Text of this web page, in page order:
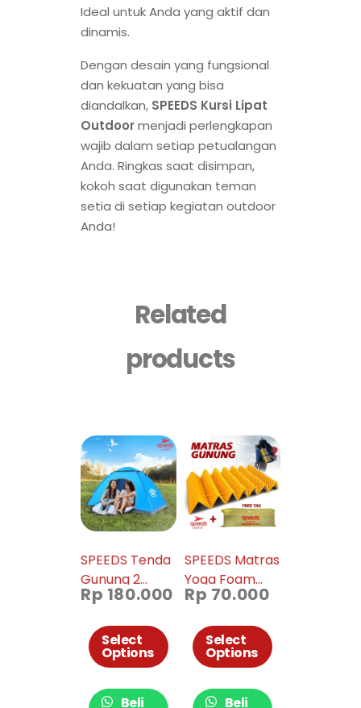
Ideal untuk Anda yang aktif dan
dinamis.
Dengan desain yang fungsional
dan kekuatan yang bisa
diandalkan, SPEEDS Kursi Lipat
Outdoormenjadi perlengkapan
wajib dalam setiap petualangan
Anda. Ringkas saat disimpan,
kokoh saat digunakan teman
setia di setiap kegiatan outdoor
Anda!
Related
products
SPEEDS Tenda
Gunung 2
Orang Tenda
Outdoor
Indoor 018-6
Rp 180.000
Select
Options
Beli
SPEEDS Matras
Yoga Foam
XPE 15mm
Foam Hiking
Matras Double
Rp 70.000
Select
Options
Beli